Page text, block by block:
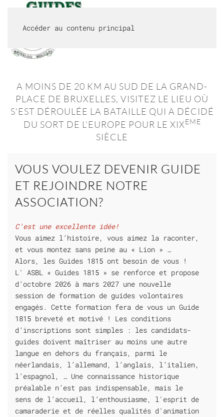
Accéder au contenu principal
A MOINS DE 20 KM AU SUD DE LA GRAND-
PLACE DE BRUXELLES, VISITEZ LE LIEU OÙ
S'EST DÉROULÉE LA BATAILLE QUI A DÉCIDÉ
DU SORT DE L'EUROPE POUR LE XIXEME
SIÈCLE
VOUS VOULEZ DEVENIR GUIDE
ET REJOINDRE NOTRE
ASSOCIATION?
C'est une excellente idée!
Vous aimez l’histoire, vous aimez la raconter,
et vous montez sans peine au « Lion » …
Alors, les Guides 1815 ont besoin de vous !
L' ASBL « Guides 1815 » se renforce et propose
d’octobre 2026 à mars 2027 une nouvelle
session de formation de guides volontaires
engagés. Cette formation fera de vous un Guide
1815 breveté et motivé ! Les conditions
d’inscriptions sont simples : les candidats-
guides doivent maîtriser au moins une autre
langue en dehors du français, parmi le
néerlandais, l’allemand, l’anglais, l’italien,
l’espagnol, … Une connaissance historique
préalable n’est pas indispensable, mais le
sens de l’accueil, l’enthousiasme, l'esprit de
camaraderie et de réelles qualités d'animation